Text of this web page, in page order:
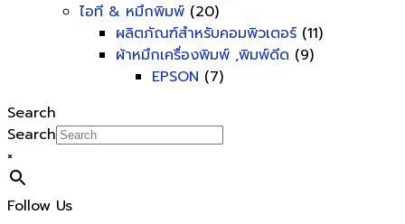
ไอที & หมึกพิมพ์ (20)
ผลิตภัณฑ์สำหรับคอมพิวเตอร์ (11)
ผ้าหมึกเครื่องพิมพ์ ,พิมพ์ดีด (9)
EPSON (7)
Search
Search
×
Follow Us